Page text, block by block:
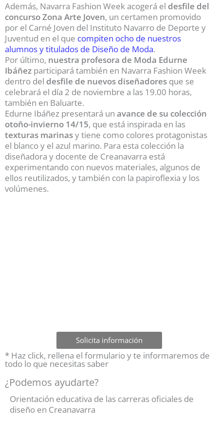
Además, Navarra Fashion Week acogerá el desfile del
concurso Zona Arte Joven, un certamen promovido
por el Carné Joven del Instituto Navarro de Deporte y
Juventud en el que compiten ocho de nuestros
alumnos y titulados de Diseño de Moda.
Por último, nuestra profesora de Moda Edurne
Ibáñez participará también en Navarra Fashion Week
dentro del desfile de nuevos diseñadores que se
celebrará el día 2 de noviembre a las 19.00 horas,
también en Baluarte.
Edurne Ibáñez presentará un avance de su colección
otoño-invierno 14/15, que está inspirada en las
texturas marinasy tiene como colores protagonistas
el blanco y el azul marino. Para esta colección la
diseñadora y docente de Creanavarra está
experimentando con nuevos materiales, algunos de
ellos reutilizados, y también con la papiroflexia y los
volúmenes.
Solicita información
* Haz click, rellena el formulario y te informaremos de
todo lo que necesitas saber
¿Podemos ayudarte?
Orientación educativa de las carreras oficiales de
diseño en Creanavarra